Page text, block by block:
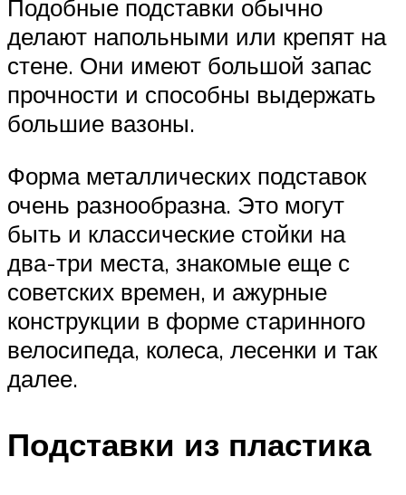
Подобные подставки обычно
делают напольными или крепят на
стене. Они имеют большой запас
прочности и способны выдержать
большие вазоны.
Форма металлических подставок
очень разнообразна. Это могут
быть и классические стойки на
два-три места, знакомые еще с
советских времен, и ажурные
конструкции в форме старинного
велосипеда, колеса, лесенки и так
далее.
Подставки из пластика